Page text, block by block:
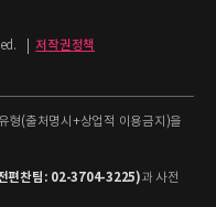
저작권정책
형(출처명시+상업적 이용금지)을
편찬팀: 02-3704-3225)과 사전